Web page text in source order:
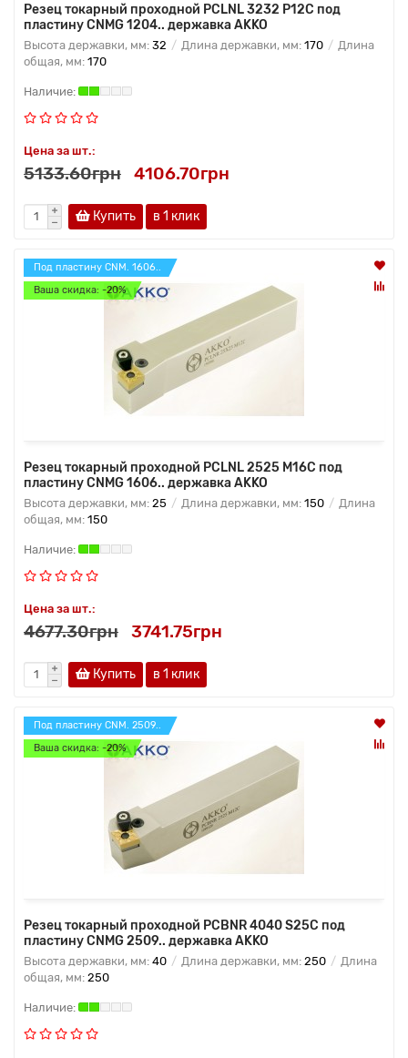
Резец токарный проходной PCLNL 3232 P12C под
пластину CNMG 1204.. державка AKKO
Высота державки, мм: 32 Длина державки, мм: 170
Длина
общая, мм: 170
Цена за шт.:
5133.60грн 4106.70грн
Купить в 1 клик
Под пластину CNM. 1606..
Ваша скидка: -20%
Резец токарный проходной PCLNL 2525 M16C под
пластину CNMG 1606.. державка AKKO
Высота державки, мм: 25 Длина державки, мм: 150
Длина
общая, мм: 150
Цена за шт.:
4677.30грн 3741.75грн
Купить в 1 клик
Под пластину CNM. 2509..
Ваша скидка: -20%
Резец токарный проходной PCBNR 4040 S25C под
пластину CNMG 2509.. державка AKKO
Высота державки, мм: 40 Длина державки, мм: 250
Длина
общая, мм: 250